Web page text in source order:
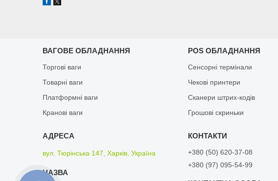
ВАГОВЕ ОБЛАДНАННЯ
Торгові ваги
Товарні ваги
Платформні ваги
Кранові ваги
POS ОБЛАДНАННЯ
Сенсорні термінали
Чекові принтери
Сканери штрих-кодів
Грошові скриньки
вул. Тюрінська 147, Харків, Україна
+380 (50) 620-37-08
+380 (97) 095-54-99